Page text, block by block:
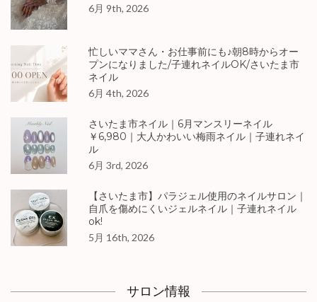
6月 9th, 2026
忙しいママさん・お仕事前にも♪朝8時からオー
プンになりました/子連れネイルOK/さいたま市
ネイル
6月 4th, 2026
さいたま市ネイル｜6月マンスリーネイル
￥6,980｜大人かわいい梅雨ネイル｜子連れネイ
ル
6月 3rd, 2026
【さいたま市】パラジェル使用のネイルサロン｜
自爪を傷めにくいジェルネイル｜子連れネイル
ok!
5月 16th, 2026
サロン情報